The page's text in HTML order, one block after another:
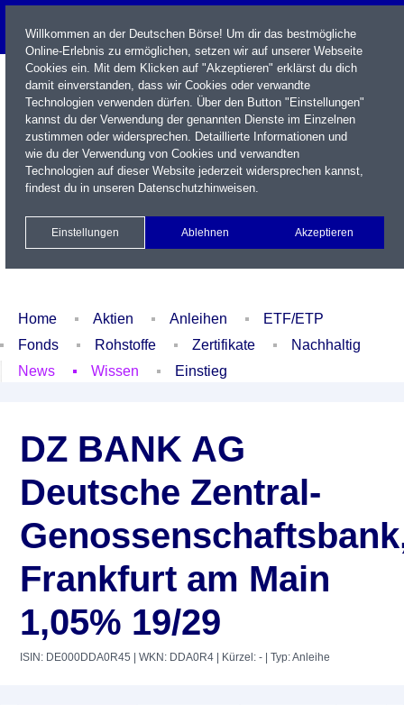
Name / WKN / ISIN / Kürzel
Newsletter Kontakt
Xetra Realtime
Watchlist Portfolio Login
Home Aktien Anleihen
ETF/ETP
Fonds
Rohstoffe Zertifikate
Nachhaltig
News
Wissen Einstieg
DZ BANK AG
Deutsche Zentral-
Frankfurt am Main
1,05% 19/29
ISIN: DE000DDA0R45 | WKN: DDA0R4 | Kürzel: - | Typ: Anleihe
Willkommen an der Deutschen Börse! Um dir das bestmögliche
Online-Erlebnis zu ermöglichen, setzen wir auf unserer Webseite
Cookies ein. Mit dem Klicken auf "Akzeptieren" erklärst du dich
damit einverstanden, dass wir Cookies oder verwandte
Technologien verwenden dürfen. Über den Button "Einstellungen"
kannst du der Verwendung der genannten Dienste im Einzelnen
zustimmen oder widersprechen. Detaillierte Informationen und
wie du der Verwendung von Cookies und verwandten
Technologien auf dieser Website jederzeit widersprechen kannst,
findest du in unseren Datenschutzhinweisen.
Einstellungen Ablehnen Akzeptieren